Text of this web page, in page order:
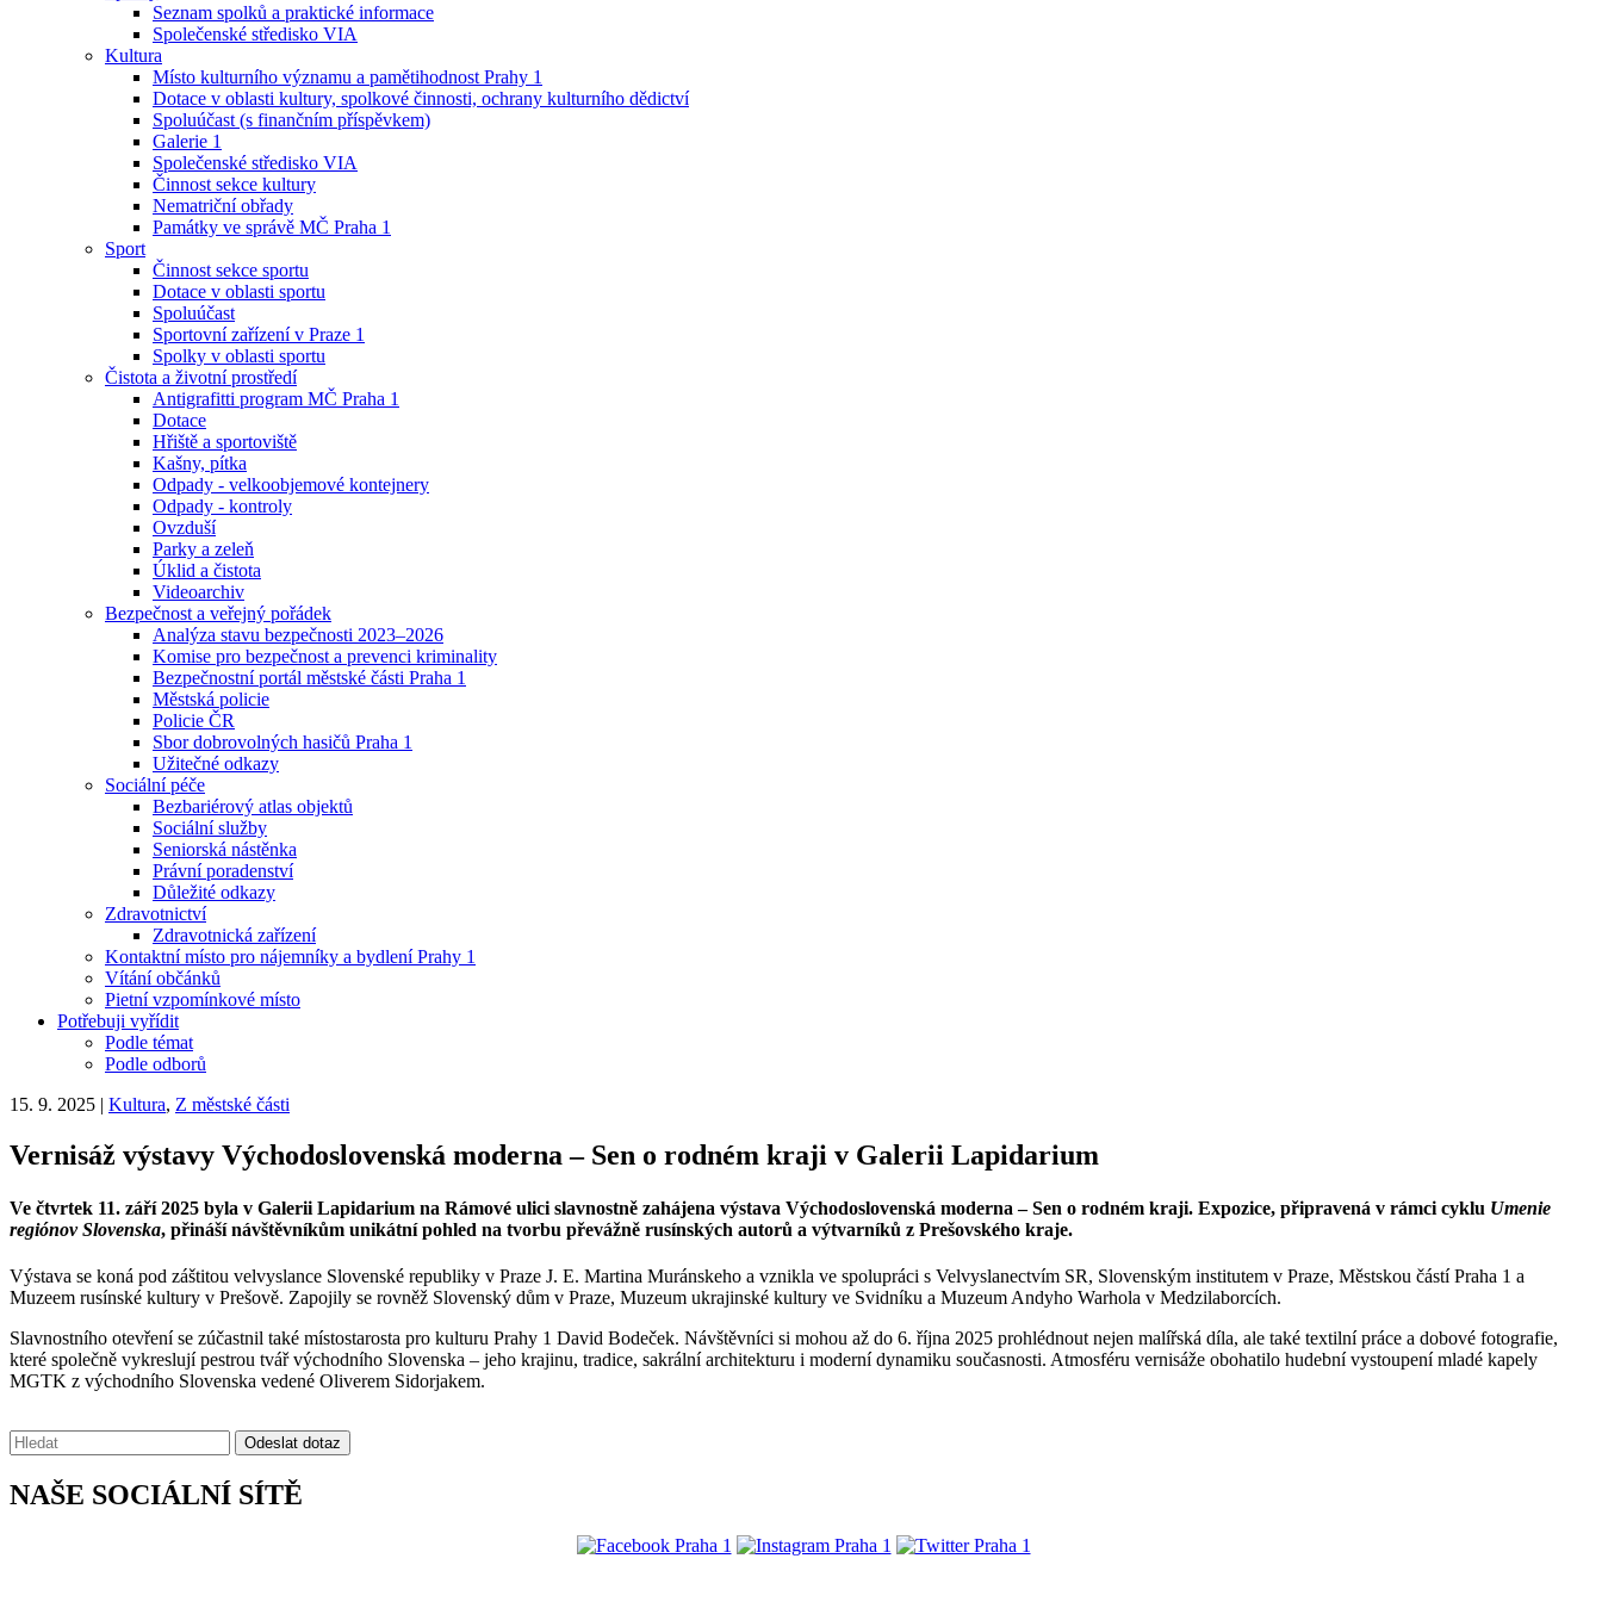
Seznam spolků a praktické informace
Společenské středisko VIA
Kultura
Místo kulturního významu a pamětihodnost Prahy 1
Dotace v oblasti kultury, spolkové činnosti, ochrany kulturního dědictví
Spoluúčast (s finančním příspěvkem)
Galerie 1
Společenské středisko VIA
Činnost sekce kultury
Nematriční obřady
Památky ve správě MČ Praha 1
Sport
Činnost sekce sportu
Dotace v oblasti sportu
Spoluúčast
Sportovní zařízení v Praze 1
Spolky v oblasti sportu
Čistota a životní prostředí
Antigrafitti program MČ Praha 1
Dotace
Hřiště a sportoviště
Kašny, pítka
Odpady - velkoobjemové kontejnery
Odpady - kontroly
Ovzduší
Parky a zeleň
Úklid a čistota
Videoarchiv
Bezpečnost a veřejný pořádek
Analýza stavu bezpečnosti 2023–2026
Komise pro bezpečnost a prevenci kriminality
Bezpečnostní portál městské části Praha 1
Městská policie
Policie ČR
Sbor dobrovolných hasičů Praha 1
Užitečné odkazy
Sociální péče
Bezbariérový atlas objektů
Sociální služby
Seniorská nástěnka
Právní poradenství
Důležité odkazy
Zdravotnictví
Zdravotnická zařízení
Kontaktní místo pro nájemníky a bydlení Prahy 1
Vítání občánků
Pietní vzpomínkové místo
Potřebuji vyřídit
Podle témat
Podle odborů
15. 9. 2025 | Kultura, Z městské části
Vernisáž výstavy Východoslovenská moderna – Sen o rodném kraji v Galerii Lapidarium
Ve čtvrtek 11. září 2025 byla v Galerii Lapidarium na Rámové ulici slavnostně zahájena výstava Východoslovenská moderna – Sen o rodném kraji. Expozice, připravená v rámci cyklu Umenie
regiónov Slovenska, přináší návštěvníkům unikátní pohled na tvorbu převážně rusínských autorů a výtvarníků z Prešovského kraje.
Výstava se koná pod záštitou velvyslance Slovenské republiky v Praze J. E. Martina Muránskeho a vznikla ve spolupráci s Velvyslanectvím SR, Slovenským institutem v Praze, Městskou částí Praha 1 a
Muzeem rusínské kultury v Prešově. Zapojily se rovněž Slovenský dům v Praze, Muzeum ukrajinské kultury ve Svidníku a Muzeum Andyho Warhola v Medzilaborcích.
Slavnostního otevření se zúčastnil také místostarosta pro kulturu Prahy 1 David Bodeček. Návštěvníci si mohou až do 6. října 2025 prohlédnout nejen malířská díla, ale také textilní práce a dobové fotografie,
které společně vykreslují pestrou tvář východního Slovenska – jeho krajinu, tradice, sakrální architekturu i moderní dynamiku současnosti. Atmosféru vernisáže obohatilo hudební vystoupení mladé kapely
MGTK z východního Slovenska vedené Oliverem Sidorjakem.
Vyhledávání: Odeslat dotaz
NAŠE SOCIÁLNÍ SÍTĚ